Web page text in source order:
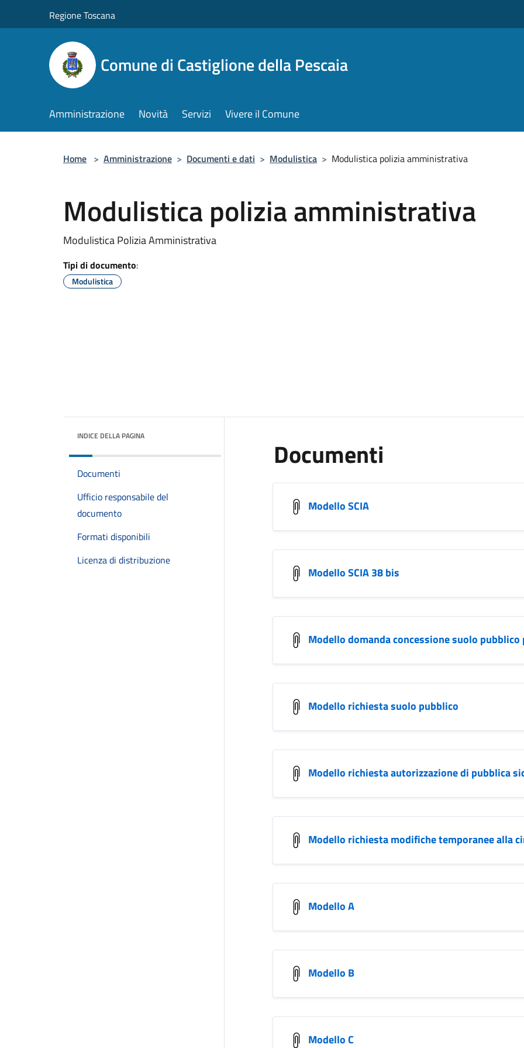
Regione Toscana
Comune di Castiglione della Pescaia
Amministrazione Novità Servizi Vivere il Comune
Home > Amministrazione > Documenti e dati > Modulistica > Modulistica polizia amministrativa
Modulistica polizia amministrativa
Modulistica Polizia Amministrativa
Tipi di documento:
Modulistica
INDICE DELLA PAGINA
Documenti
Ufficio responsabile del
documento
Formati disponibili
Licenza di distribuzione
Documenti
Modello SCIA
Modello SCIA 38 bis
Modello domanda concessione suolo
Modello richiesta suolo pubblico
Modello richiesta autorizzazione di pubblica
Modello richiesta modifiche temporanee alla
Modello A
Modello B
Modello C